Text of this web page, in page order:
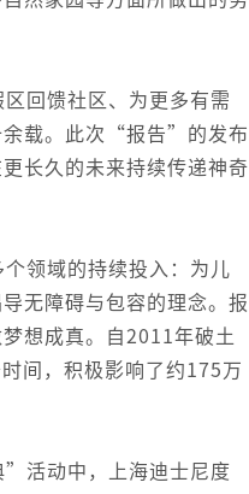
回馈社区、为更多有需
余载。此次“报告”的发布
长久的未来持续传递神奇
领域的持续投入：为儿
无障碍与包容的理念。报
想成真。自2011年破土
间，积极影响了约175万
活动中，上海迪士尼度